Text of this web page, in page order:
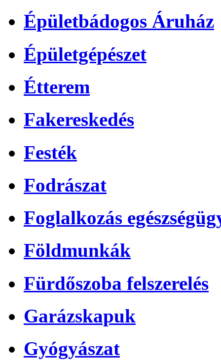
Épületbádogos Áruház
Épületgépészet
Étterem
Fakereskedés
Festék
Fodrászat
Foglalkozás
Földmunkák
Fürdőszoba felszerelés
Garázskapuk
Gyógyászat